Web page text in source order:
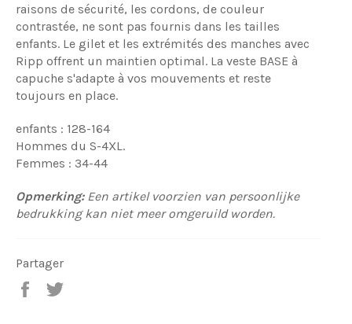
raisons de sécurité, les cordons, de couleur
contrastée, ne sont pas fournis dans les tailles
enfants. Le gilet et les extrémités des manches avec
Ripp offrent un maintien optimal. La veste BASE à
capuche s'adapte à vos mouvements et reste
toujours en place.
enfants : 128-164
Hommes du S-4XL.
Femmes : 34-44
Opmerking:Een artikel voorzien van persoonlijke
bedrukking kan niet meer omgeruild worden.
Partager
Partager